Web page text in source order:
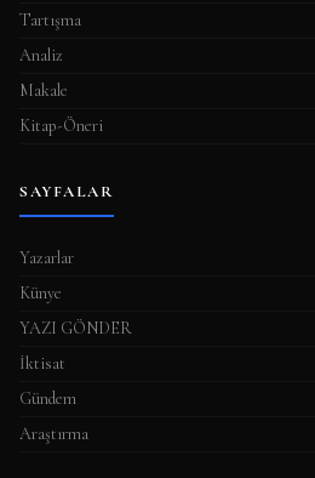
Tartışma
Analiz
Makale
Kitap-Öneri
SAYFALAR
Yazarlar
Künye
YAZI GÖNDER
İktisat
Gündem
Araştırma